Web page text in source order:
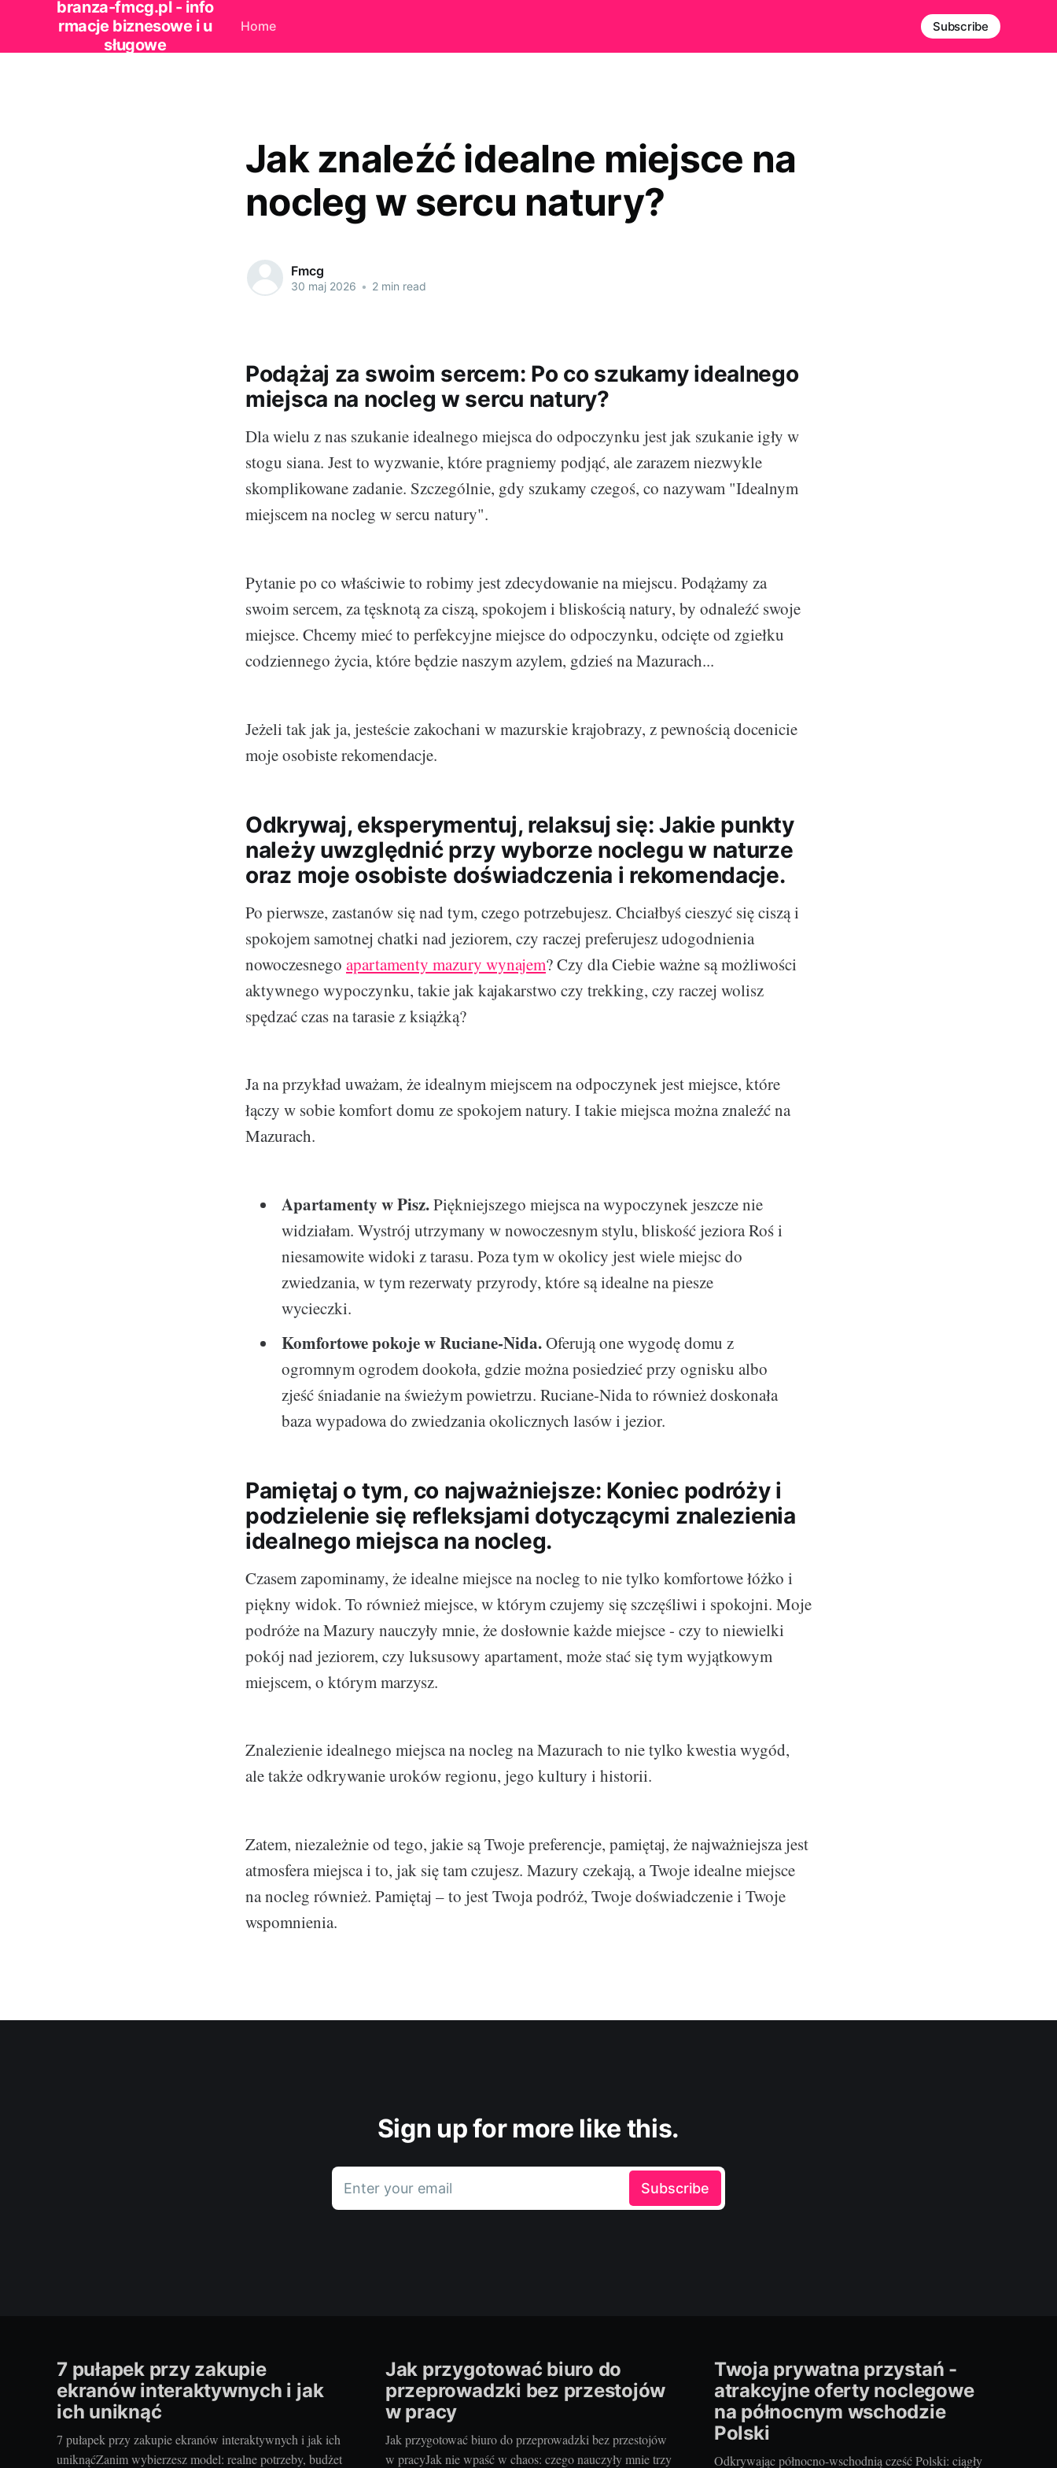
branza-fmcg.pl - info
rmacje biznesowe i u
sługowe
Home Subscribe
Jak znaleźć idealne miejsce na
nocleg w sercu natury?
Fmcg
30 maj 2026 • 2 min read
Podążaj za swoim sercem: Po co szukamy idealnego
miejsca na nocleg w sercu natury?
Dla wielu z nas szukanie idealnego miejsca do odpoczynku jest jak szukanie igły w
stogu siana. Jest to wyzwanie, które pragniemy podjąć, ale zarazem niezwykle
skomplikowane zadanie. Szczególnie, gdy szukamy czegoś, co nazywam "Idealnym
miejscem na nocleg w sercu natury".
Pytanie po co właściwie to robimy jest zdecydowanie na miejscu. Podążamy za
swoim sercem, za tęsknotą za ciszą, spokojem i bliskością natury, by odnaleźć swoje
miejsce. Chcemy mieć to perfekcyjne miejsce do odpoczynku, odcięte od zgiełku
codziennego życia, które będzie naszym azylem, gdzieś na Mazurach...
Jeżeli tak jak ja, jesteście zakochani w mazurskie krajobrazy, z pewnością docenicie
moje osobiste rekomendacje.
Odkrywaj, eksperymentuj, relaksuj się: Jakie punkty
należy uwzględnić przy wyborze noclegu w naturze
oraz moje osobiste doświadczenia i rekomendacje.
Po pierwsze, zastanów się nad tym, czego potrzebujesz. Chciałbyś cieszyć się ciszą i
spokojem samotnej chatki nad jeziorem, czy raczej preferujesz udogodnienia
nowoczesnego apartamenty mazury wynajem? Czy dla Ciebie ważne są możliwości
aktywnego wypoczynku, takie jak kajakarstwo czy trekking, czy raczej wolisz
spędzać czas na tarasie z książką?
Ja na przykład uważam, że idealnym miejscem na odpoczynek jest miejsce, które
łączy w sobie komfort domu ze spokojem natury. I takie miejsca można znaleźć na
Mazurach.
Apartamenty w Pisz.Piękniejszego miejsca na wypoczynek jeszcze nie
widziałam. Wystrój utrzymany w nowoczesnym stylu, bliskość jeziora Roś i
niesamowite widoki z tarasu. Poza tym w okolicy jest wiele miejsc do
zwiedzania, w tym rezerwaty przyrody, które są idealne na piesze
wycieczki.
Komfortowe pokoje w Ruciane-Nida.Oferują one wygodę domu z
ogromnym ogrodem dookoła, gdzie można posiedzieć przy ognisku albo
zjeść śniadanie na świeżym powietrzu. Ruciane-Nida to również doskonała
baza wypadowa do zwiedzania okolicznych lasów i jezior.
Pamiętaj o tym, co najważniejsze: Koniec podróży i
podzielenie się refleksjami dotyczącymi znalezienia
idealnego miejsca na nocleg.
Czasem zapominamy, że idealne miejsce na nocleg to nie tylko komfortowe łóżko i
piękny widok. To również miejsce, w którym czujemy się szczęśliwi i spokojni. Moje
podróże na Mazury nauczyły mnie, że dosłownie każde miejsce - czy to niewielki
pokój nad jeziorem, czy luksusowy apartament, może stać się tym wyjątkowym
miejscem, o którym marzysz.
Znalezienie idealnego miejsca na nocleg na Mazurach to nie tylko kwestia wygód,
ale także odkrywanie uroków regionu, jego kultury i historii.
Zatem, niezależnie od tego, jakie są Twoje preferencje, pamiętaj, że najważniejsza jest
atmosfera miejsca i to, jak się tam czujesz. Mazury czekają, a Twoje idealne miejsce
na nocleg również. Pamiętaj – to jest Twoja podróż, Twoje doświadczenie i Twoje
wspomnienia.
Sign up for more like this.
Enter your email Subscribe
7 pułapek przy zakupie
ekranów interaktywnych i jak
ich uniknąć
7 pułapek przy zakupie ekranów interaktywnych i jak ich
uniknąćZanim wybierzesz model: realne potrzeby, budżet
Jak przygotować biuro do
przeprowadzki bez przestojów
w pracy
Jak przygotować biuro do przeprowadzki bez przestojów
w pracyJak nie wpaść w chaos: czego nauczyły mnie trzy
Twoja prywatna przystań -
atrakcyjne oferty noclegowe
na północnym wschodzie
Polski
Odkrywając północno-wschodnią cześć Polski: ciągły